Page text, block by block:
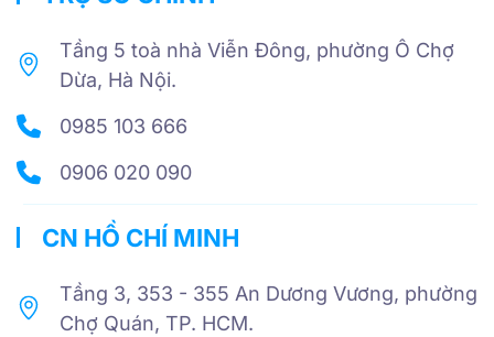
Tầng 5 toà nhà Viễn Đông, phường Ô Chợ
Dừa, Hà Nội.
0985 103 666
0906 020 090
CN HỒ CHÍ MINH
Tầng 3, 353 - 355 An Dương Vương, phường
Chợ Quán, TP. HCM.